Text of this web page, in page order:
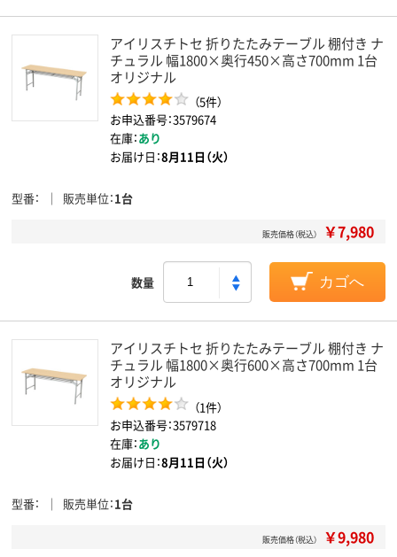
アイリスチトセ 折りたたみテーブル 棚付き ナ
チュラル 幅1800×奥行450×高さ700mm 1台
オリジナル
（5件）
お申込番号：3579674
在庫：あり
お届け日：8月11日（火）
型番 販売単位 1台
販売価格（税込） ￥7,980
数量 カゴへ
アイリスチトセ 折りたたみテーブル 棚付き ナ
チュラル 幅1800×奥行600×高さ700mm 1台
オリジナル
（1件）
お申込番号：3579718
在庫：あり
お届け日：8月11日（火）
型番 販売単位 1台
販売価格（税込） ￥9,980